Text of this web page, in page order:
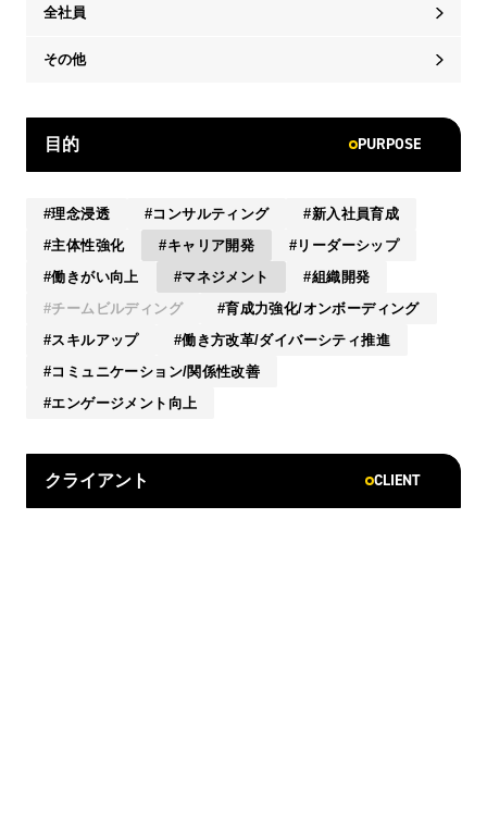
全社員
その他
目的 PURPOSE
理念浸透 コンサルティング
新入社員育成
主体性強化
キャリア開発
リーダーシップ
働きがい向上
マネジメント
組織開発
チームビルディング
育成力強化/オンボーディング
スキルアップ
働き方改革/ダイバーシティ推進
コミュニケーション/関係性改善
エンゲージメント向上
クライアント CLIENT